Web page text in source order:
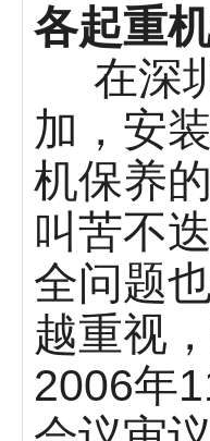
各起重
在深
加，安
机保养
叫苦不
全问题
越重视
2006年